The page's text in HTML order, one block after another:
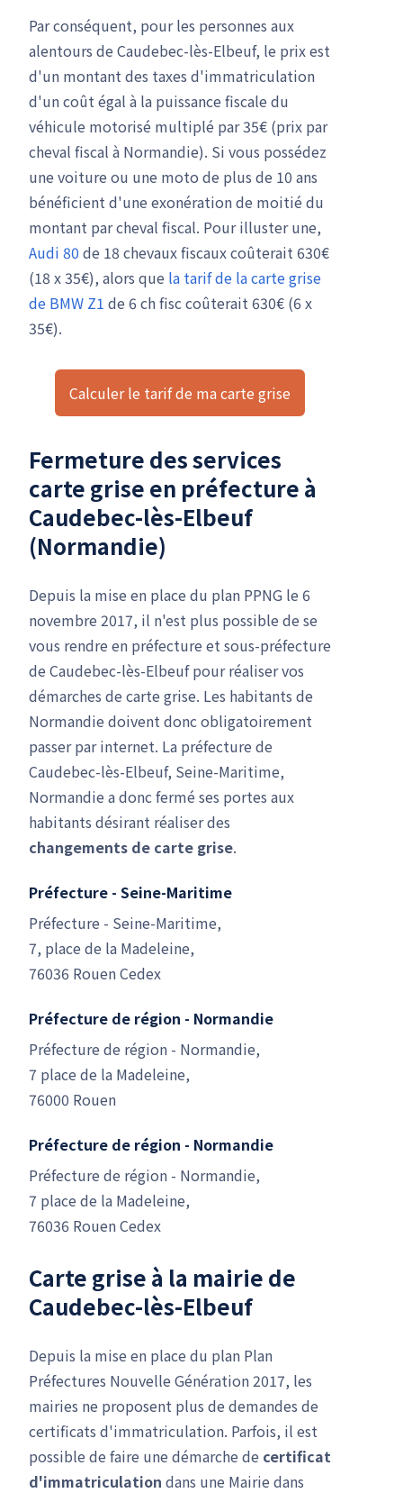
Par conséquent, pour les personnes aux
alentours de Caudebec-lès-Elbeuf, le prix est
d'un montant des taxes d'immatriculation
d'un coût égal à la puissance fiscale du
véhicule motorisé multiplé par 35€ (prix par
cheval fiscal à Normandie). Si vous possédez
une voiture ou une moto de plus de 10 ans
bénéficient d'une exonération de moitié du
montant par cheval fiscal. Pour illuster une,
Audi 80 de 18 chevaux fiscaux coûterait 630€
(18 x 35€), alors que la tarif de la carte grise
de BMW Z1 de 6 ch fisc coûterait 630€ (6 x
35€).
Calculer le tarif de ma carte grise
Fermeture des services
carte grise en préfecture à
Caudebec-lès-Elbeuf
(Normandie)
Depuis la mise en place du plan PPNG le 6
novembre 2017, il n'est plus possible de se
vous rendre en préfecture et sous-préfecture
de Caudebec-lès-Elbeuf pour réaliser vos
démarches de carte grise. Les habitants de
Normandie doivent donc obligatoirement
passer par internet. La préfecture de
Caudebec-lès-Elbeuf, Seine-Maritime,
Normandie a donc fermé ses portes aux
habitants désirant réaliser des
changements de carte grise.
Préfecture - Seine-Maritime
Préfecture - Seine-Maritime,
7, place de la Madeleine,
76036 Rouen Cedex
Préfecture de région - Normandie
Préfecture de région - Normandie,
7 place de la Madeleine,
76000 Rouen
Préfecture de région - Normandie
Préfecture de région - Normandie,
7 place de la Madeleine,
76036 Rouen Cedex
Carte grise à la mairie de
Caudebec-lès-Elbeuf
Depuis la mise en place du plan Plan
Préfectures Nouvelle Génération 2017, les
mairies ne proposent plus de demandes de
certificats d'immatriculation. Parfois, il est
possible de faire une démarche de certificat
d'immatriculation dans une Mairie dans